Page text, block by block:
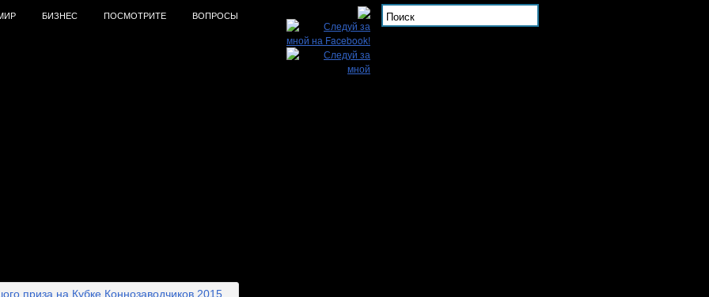
БИЗНЕС ПОСМОТРИТЕ ВОПРОСЫ